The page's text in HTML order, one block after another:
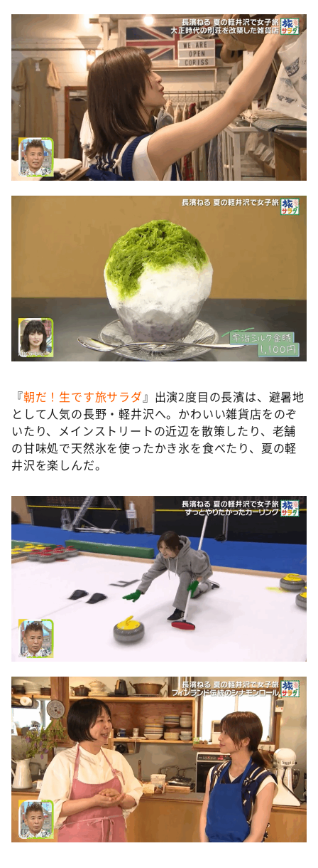
『朝だ！生です旅サラダ』出演2度目の長濱は、避暑地
として⼈気の長野・軽井沢へ。かわいい雑貨店をのぞ
いたり、メインストリートの近辺を散策したり、⽼舗
の⽢味処で天然氷を使ったかき氷を⾷べたり、夏の軽
井沢を楽しんだ。